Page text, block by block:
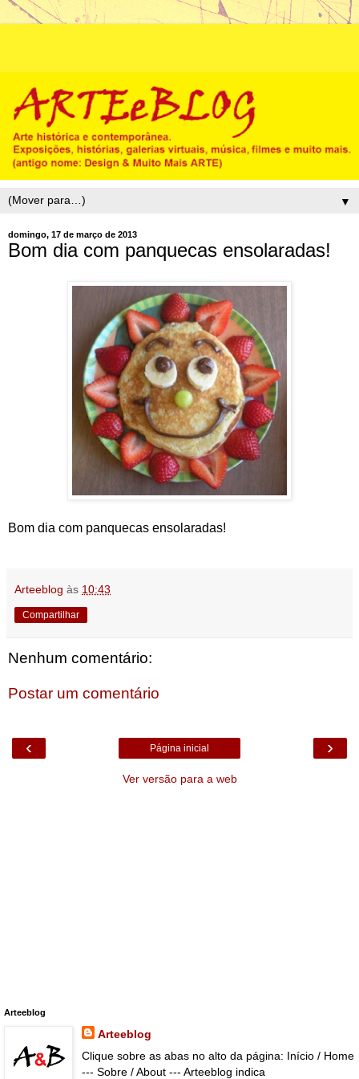
▼
domingo, 17 de março de 2013
Bom dia com panquecas ensolaradas!
Bom dia com panquecas ensolaradas!
Arteeblog às 10:43
Compartilhar
Nenhum comentário:
Postar um comentário
‹ ›
Página inicial
Ver versão para a web
Arteeblog
Arteeblog
Clique sobre as abas no alto da página: Início / Home
--- Sobre / About --- Arteeblog indica